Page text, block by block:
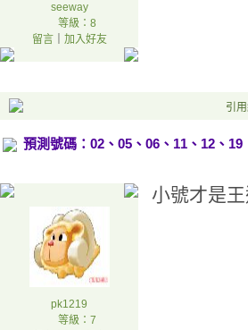
seeway
等級：8
留言｜ 加入好友
引
預測號碼：02、05、06、11、12、19
pk1219
等級：7
小號才是